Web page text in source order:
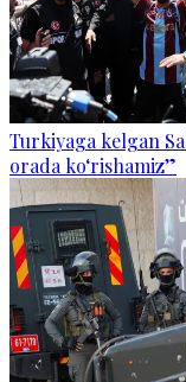
Turkiyaga kelgan
orada ko‘rishamiz”